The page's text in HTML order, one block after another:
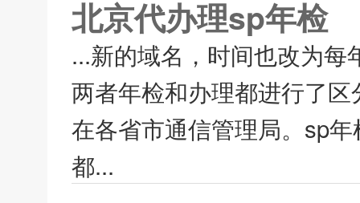
北京代办理sp年检
...新的域名，时间也改为
两者年检和办理都进行了
在各省市通信管理局。sp
都...